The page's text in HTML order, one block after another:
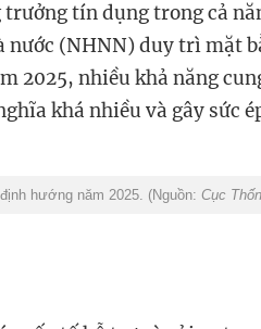
tín dụng trong cả
nước (NHNN) duy trì mặt
2025, nhiều khả năng
khá nhiều và gây sức
hướng năm 2025. (Nguồn: Cục